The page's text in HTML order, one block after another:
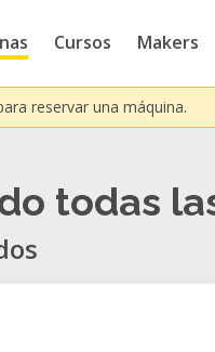
Cursos Makers
reservar una máquina.
todas